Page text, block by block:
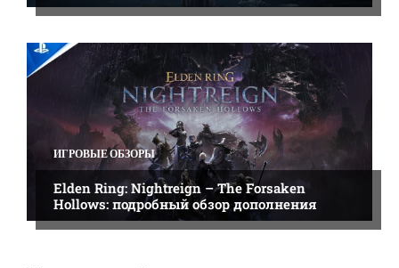
ИГРОВЫЕ ОБЗОРЫ
Elden Ring: Nightreign – The Forsaken
Hollows: подробный обзор дополнения